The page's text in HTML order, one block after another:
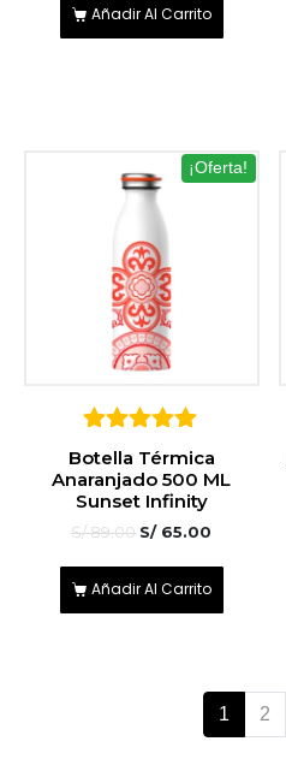
Añadir Al Carrito
¡Oferta!
5
sobre 5
Botella Térmica
Anaranjado 500 ML
Sunset Infinity
S/89.00 S/65.00
Añadir Al Carrito
1 2